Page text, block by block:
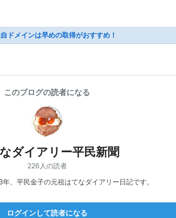
ドメインは早めの取得がおすすめ！
このブログの読者になる
ダイアリー平民新聞
226人の読者
、平民金子の元祖はてなダイアリー日記です。
ログインして読者になる